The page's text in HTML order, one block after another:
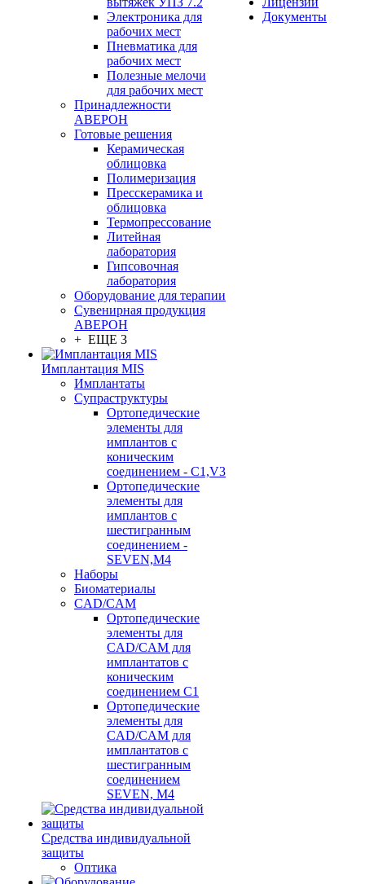
Электроника для
рабочих мест
Пневматика для
рабочих мест
Полезные мелочи
для рабочих мест
Принадлежности
АВЕРОН
Готовые решения
Керамическая
облицовка
Полимеризация
Пресскерамика и
облицовка
Термопрессование
Литейная
лаборатория
Гипсовочная
лаборатория
Оборудование для терапии
Сувенирная продукция
АВЕРОН
+ ЕЩЕ 3
Имплантация MIS
Имплантаты
Супраструктуры
Ортопедические
элементы для
имплантов с
коническим
соединением - C1,V3
Ортопедические
элементы для
имплантов с
шестигранным
соединением -
SEVEN,M4
Наборы
Биоматериалы
CAD/CAM
Ортопедические
элементы для
CAD/CAM для
имплантатов с
коническим
соединением С1
Ортопедические
элементы для
CAD/CAM для
имплантатов с
шестигранным
соединением
SEVEN, М4
Средства индивидуальной
защиты
Оптика
Документы